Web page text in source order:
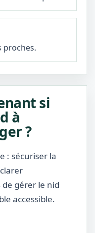
proches.
si
à
?
: sécuriser la
de gérer le nid
accessible.